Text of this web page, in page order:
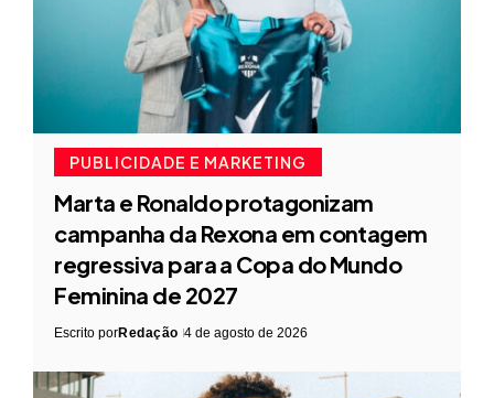
PUBLICIDADE E MARKETING
Marta e Ronaldo protagonizam
campanha da Rexona em contagem
regressiva para a Copa do Mundo
Feminina de 2027
Escrito porRedação 4 de agosto de 2026